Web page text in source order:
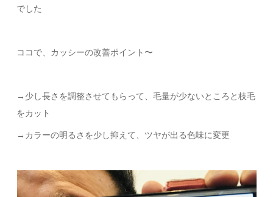
でした
ココで、カッシーの改善ポイント〜
→少し長さを調整させてもらって、毛量が少ないところと枝毛
をカット
→カラーの明るさを少し抑えて、ツヤが出る色味に変更